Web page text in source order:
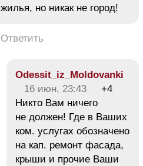
жилья, но никак не город!
Ответить
Odessit_iz_Moldovanki
16 июн, 23:43
+4
Никто Вам ничего
не должен! Где в Ваших
ком. услугах обозначено
на кап. ремонт фасада,
крыши и прочие Ваши